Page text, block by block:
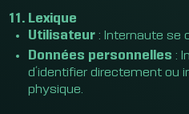
11. Lexique
Utilisateur : Internaute se
Données personnelles :
d’identifier directement ou
physique.